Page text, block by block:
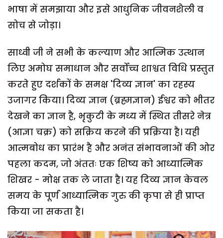
भाषा में समझाया और इसे आधुनिक जीवनशैली व
सोच से जोड़ा।
साध्वी जी ने सभी के कल्याण और आत्मिक उत्थान
लिए अमोघ समाधान और सर्वोच्च शाश्वत विधि प्रस्तुत
करते हुए दर्शकों के समक्ष 'दिव्य ज्ञान' का रहस्य
उजागर किया। दिव्य ज्ञान (ब्रह्मज्ञान) ईश्वर को भीतर
देखने का ज्ञान है, भृकुटी के मध्य में स्थित तीसरे नेत्र
(आज्ञा चक्र) को सक्रिय करने की प्रक्रिया है। यही
आत्मबोध का प्रारंभ है और अनंत संभावनाओं की ओर
पहला कदम, जो अंततः एक शिष्य को आध्यात्मिक
शिखर - मोक्ष तक ले जाता है। यह दिव्य ज्ञान केवल
समय के पूर्ण आध्यात्मिक गुरु की कृपा से ही प्राप्त
किया जा सकता है।